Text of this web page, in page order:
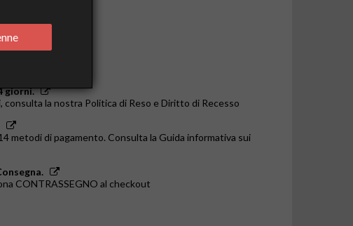
giorni.
consulta la nostra Politica di Reso e Diritto di Recesso
metodi di pagamento. Consulta la Guida informativa sui
CONTRASSEGNO al checkout